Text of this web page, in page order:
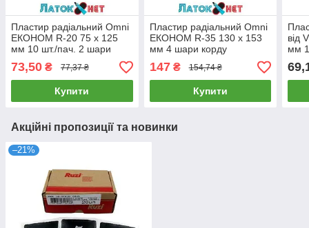
Пластир радіальний Omni
ЕКОНОМ R-20 75 х 125
мм 10 шт./пач. 2 шари
корду
73,50 ₴ 77,37 ₴
Купити
Пластир радіальний Omni
ЕКОНОМ R-35 130 х 153
мм 4 шари корду
147₴ 154,74 ₴
Купити
від
мм
Акційні пропозиції та новинки
–21%